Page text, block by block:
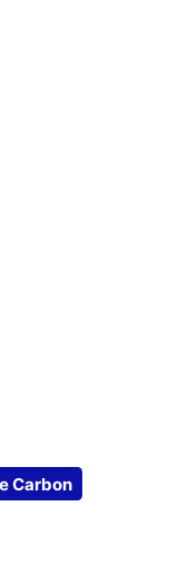
Carbon